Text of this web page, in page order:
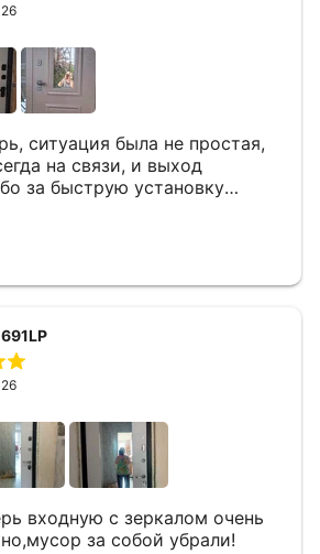
ситуация была не простая,
на связи, и выход
за быструю установку
и установил. Надеюсь,
нам долго послужит
входную с зеркалом очень
за собой убрали!